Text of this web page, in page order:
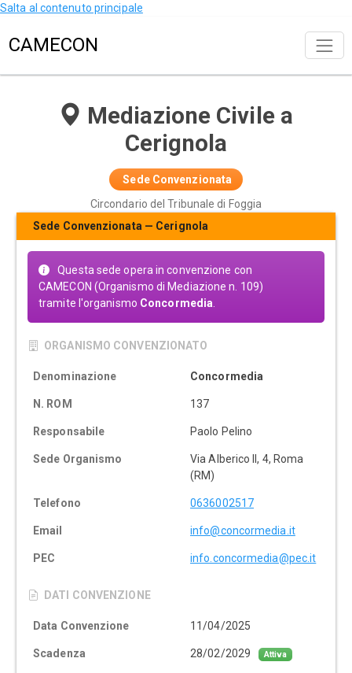
Salta al contenuto principale
CAMECON
Mediazione Civile a
Cerignola
Sede Convenzionata
Circondario del Tribunale di Foggia
Sede Convenzionata — Cerignola
Questa sede opera in convenzione con
CAMECON (Organismo di Mediazione n. 109)
tramite l'organismo Concormedia
ORGANISMO CONVENZIONATO
Denominazione Concormedia
N. ROM 137
Responsabile Paolo Pelino
Sede Organismo
Via Alberico II, 4, Roma
(RM)
Telefono 0636002517
Email info@concormedia.it
PEC info.concormedia@pec.it
DATI CONVENZIONE
Data Convenzione 11/04/2025
Scadenza 28/02/2029 Attiva